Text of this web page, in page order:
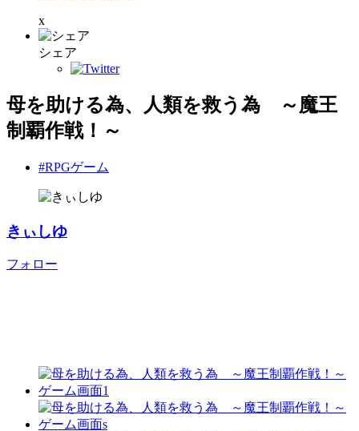
x
シェア
母を助ける為、人類を救う為 ～魔王
制覇作戦！～
#RPGゲーム
きぃしゆ
フォロー